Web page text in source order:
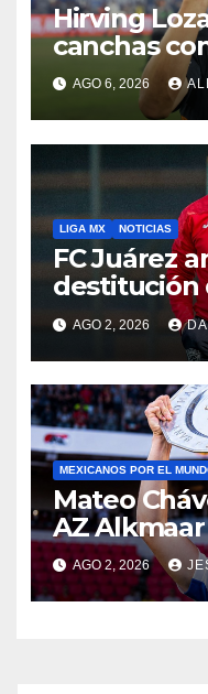
Hirving
canchas
AGO 6, 2026
LIGA MX NOTICIAS
FC Juárez
destitución
AGO 2, 2026
MEXICANOS POR EL
Mateo
AZ
de Países
AGO 2, 2026